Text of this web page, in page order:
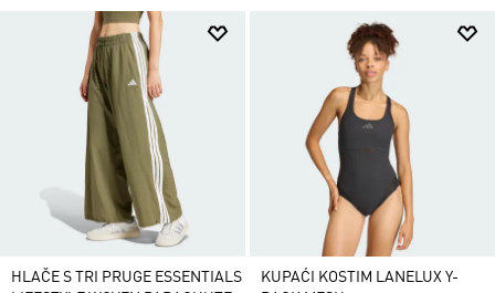
HLAČE S TRI PRUGE ESSENTIALS
KUPAĆI KOSTIM LANELUX Y-